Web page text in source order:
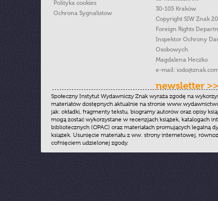
Polityka cookies
Ochrona Sygnalistow
30-105 Kraków
Copyright SIW Znak
Foreign Rights
Inspektor Ochrony
Osobowych
Magdalena Heczko
e-mail:
newsletter >>
Społeczny Instytut Wydawniczy Znak wyraża zgodę na
materiałów dostępnych aktualnie na stronie
jak: okładki, fragmenty tekstu, biogramy autorów oraz opisy
mogą zostać wykorzystane w recenzjach książek, katalogach
bibliotecznych (OPAC) oraz materiałach promujących legalną
książek. Usunięcie materiału z ww. strony internetowej,
cofnięciem udzielonej zgody.